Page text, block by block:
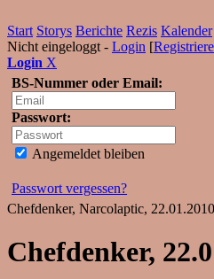
Start Storys Berichte Rezis Kalender
Nicht eingeloggt - Login [
Login X
BS-Nummer oder Email:
Passwort:
Angemeldet bleiben
Passwort vergessen?
Chefdenker, Narcolaptic,
Chefdenker,